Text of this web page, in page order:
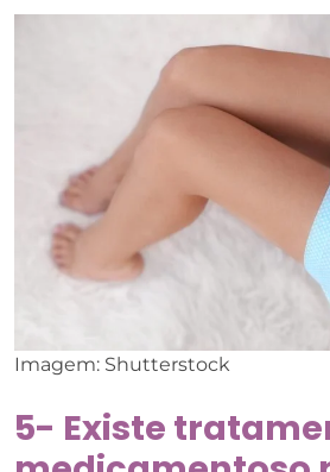
Imagem: Shutterstock
5- Existe